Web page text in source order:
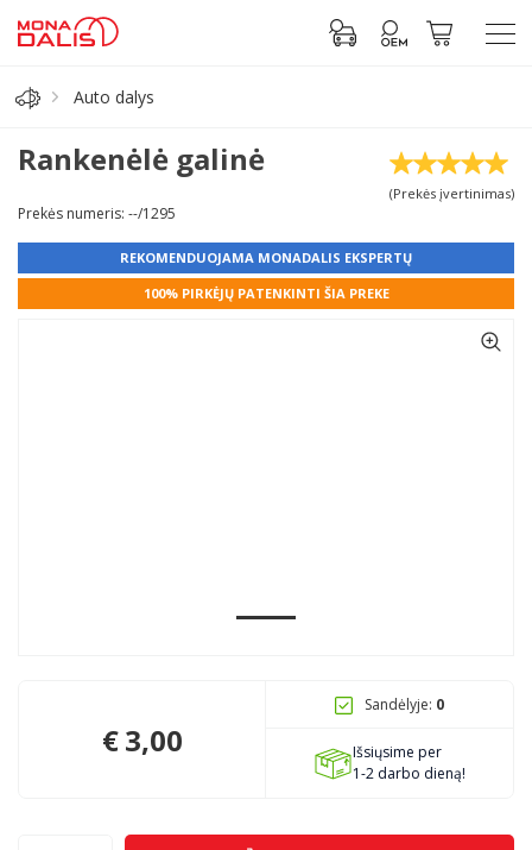
Antifrizas
+370 68306302
Auto dalys
Rankenėlė galinė
(Prekės įvertinimas)
Prekės numeris: --/1295
REKOMENDUOJAMA MONADALIS EKSPERTŲ
100% PIRKĖJŲ PATENKINTI ŠIA PREKE
€3,00
Sandėlyje: 0
Išsiųsime per
1-2 darbo dieną!